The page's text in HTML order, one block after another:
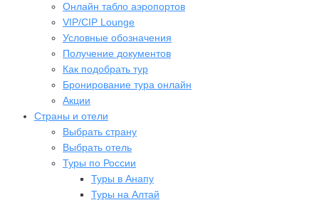
Онлайн табло аэропортов
VIP/CIP Lounge
Условные обозначения
Получение документов
Как подобрать тур
Бронирование тура онлайн
Акции
Страны и отели
Выбрать страну
Выбрать отель
Туры по России
Туры в Анапу
Туры на Алтай